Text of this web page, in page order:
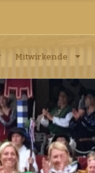
Mitwirkende